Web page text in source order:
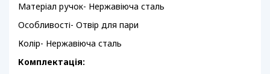
Матеріал ручок- Нержавіюча сталь
Особливості- Отвір для пари
Колір- Нержавіюча сталь
Комплектація: